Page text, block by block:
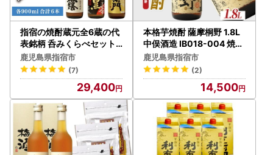
指宿の焼酎蔵元全6蔵の代
表銘柄 呑みくらべセット9
00ml×6本 ひご屋 IB013-
002 焼酎
鹿児島県指宿市
(7)
29,400
本格芋焼酎 薩摩桐野 1.8L
中俣酒造 IB018-004 焼酎
焼酎
鹿児島県指宿市
(2)
14,500